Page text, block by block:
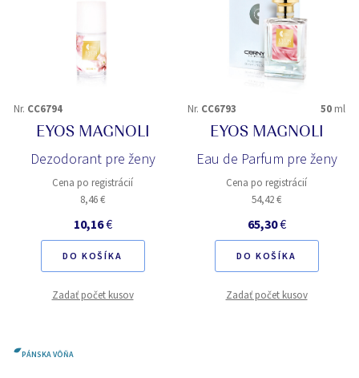
Nr. CC6794
EYOS MAGNOLI
Dezodorant pre ženy
Cena po registrácií
8,46 €
10,16€
DO KOŠÍKA
Zadať počet kusov
Nr. CC6793 50 ml
EYOS MAGNOLI
Eau de Parfum pre ženy
Cena po registrácií
54,42 €
65,30€
DO KOŠÍKA
Zadať počet kusov
PÁNSKA VÔŇA